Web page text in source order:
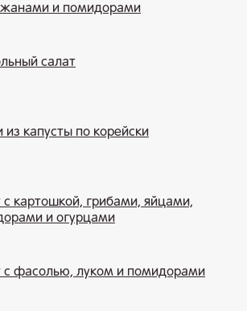
и помидорами
салат
из капусты по корейски
с картошкой, грибами, яйцами,
и огурцами
с фасолью, луком и помидорами